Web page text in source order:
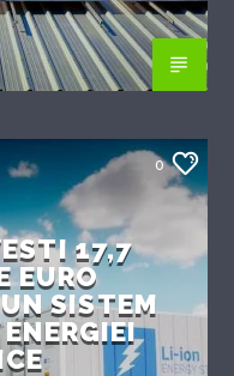
0
17,7
EURO
SISTEM